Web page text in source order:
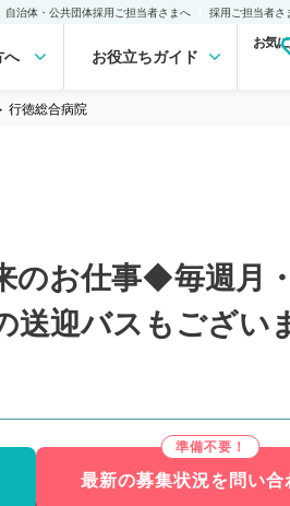
自治体・公共団体採用ご担当者さまへ 採用ご担当者さ
へ お役立ちガイド
お気
行徳総合病院
のお仕事◆毎週月
迎バスもござい
最新の募集状況を問い合